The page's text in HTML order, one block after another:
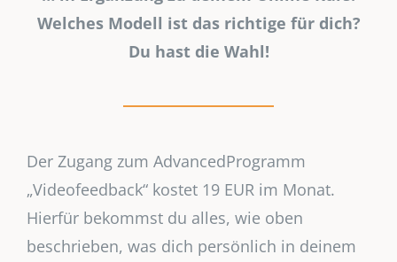
Welches Modell ist das richtige für dich?
Du hast die Wahl!
Der Zugang zum AdvancedProgramm
„Videofeedback“ kostet 19 EUR im Monat.
Hierfür bekommst du alles, wie oben
beschrieben, was dich persönlich in deinem